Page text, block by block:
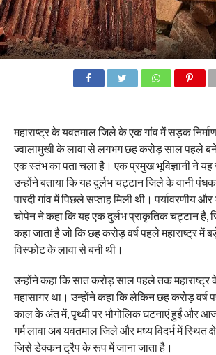
महाराष्ट्र के यवतमाल जिले के एक गांव में सड़क निर्माण
ज्वालामुखी के लावा से लगभग छह करोड़ साल पहले
एक स्तंभ का पता चला है। एक प्रमुख भूविज्ञानी ने यह
उन्होंने बताया कि यह दुर्लभ चट्टान जिले के वानी
पारदी गांव में पिछले सप्ताह मिली थी। पर्यावरणीय और
चोपेन ने कहा कि यह एक दुर्लभ प्राकृतिक चट्टान है,
कहा जाता है जो कि छह करोड़ वर्ष पहले महाराष्ट्र में
विस्फोट के लावा से बनी थी।
उन्होंने कहा कि सात करोड़ साल पहले तक महाराष्ट्र
महासागर था। उन्होंने कहा कि लेकिन छह करोड़ वर्ष
काल के अंत में, पृथ्वी पर भौगोलिक घटनाएं हुईं और
गर्म लावा अब यवतमाल जिले और मध्य विदर्भ में स्थित
जिसे डेक्कन ट्रैप के रूप में जाना जाता है।